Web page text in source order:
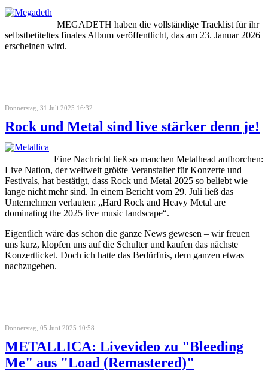
MEGADETH haben die vollständige Tracklist für ihr
selbstbetiteltes finales Album veröffentlicht, das am 23. Januar 2026
erscheinen wird.
Donnerstag, 31 Juli 2025 16:32
Rock und Metal sind live stärker denn je!
Eine Nachricht ließ so manchen Metalhead aufhorchen:
Live Nation, der weltweit größte Veranstalter für Konzerte und
Festivals, hat bestätigt, dass Rock und Metal 2025 so beliebt wie
lange nicht mehr sind. In einem Bericht vom 29. Juli ließ das
Unternehmen verlauten: „Hard Rock and Heavy Metal are
dominating the 2025 live music landscape“.
Eigentlich wäre das schon die ganze News gewesen – wir freuen
uns kurz, klopfen uns auf die Schulter und kaufen das nächste
Konzertticket. Doch ich hatte das Bedürfnis, dem ganzen etwas
nachzugehen.
Donnerstag, 05 Juni 2025 10:58
METALLICA: Livevideo zu "Bleeding
Me" aus "Load (Remastered)"